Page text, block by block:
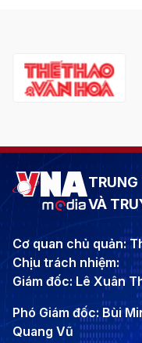
TRUNG
VÀ
Cơ quan chủ quản:
Chịu trách nhiệm:
Giám đốc: Lê Xuân
Phó Giám đốc: Bùi
Quang Vũ